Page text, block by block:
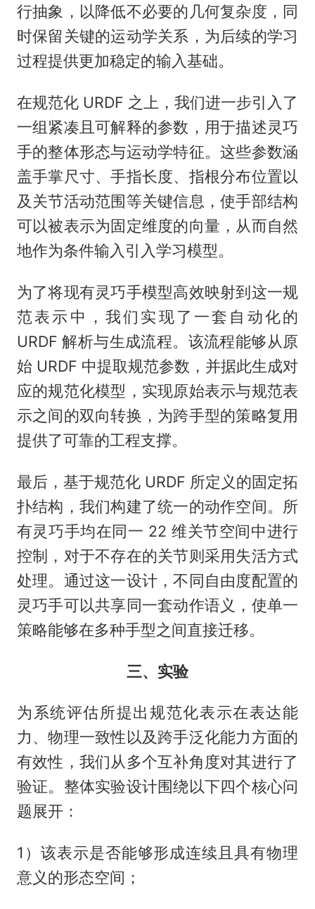
行抽象，以降低不必要的几何复杂度，同
时保留关键的运动学关系，为后续的学习
过程提供更加稳定的输入基础。
在规范化 URDF 之上，我们进一步引入了
一组紧凑且可解释的参数，用于描述灵巧
手的整体形态与运动学特征。这些参数涵
盖手掌尺寸、手指长度、指根分布位置以
及关节活动范围等关键信息，使手部结构
可以被表示为固定维度的向量，从而自然
地作为条件输入引入学习模型。
为了将现有灵巧手模型高效映射到这一规
范表示中，我们实现了一套自动化的
URDF 解析与生成流程。该流程能够从原
始 URDF 中提取规范参数，并据此生成对
应的规范化模型，实现原始表示与规范表
示之间的双向转换，为跨手型的策略复用
提供了可靠的工程支撑。
最后，基于规范化 URDF 所定义的固定拓
扑结构，我们构建了统一的动作空间。所
有灵巧手均在同一 22 维关节空间中进行
控制，对于不存在的关节则采用失活方式
处理。通过这一设计，不同自由度配置的
灵巧手可以共享同一套动作语义，使单一
策略能够在多种手型之间直接迁移。
三、实验
为系统评估所提出规范化表示在表达能
力、物理一致性以及跨手泛化能力方面的
有效性，我们从多个互补角度对其进行了
验证。整体实验设计围绕以下四个核心问
题展开：
1）该表示是否能够形成连续且具有物理
意义的形态空间；